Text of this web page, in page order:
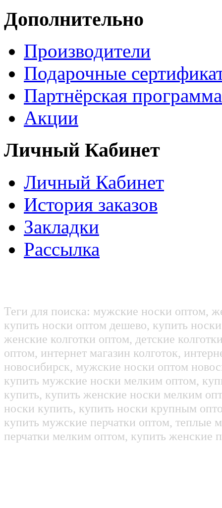
Дополнительно
Производители
Подарочные
Партнёрская программа
Акции
Личный Кабинет
Личный Кабинет
История заказов
Закладки
Рассылка
Теги для поиска: мужские носки оптом,
купить носки оптом дешево, купить
женские колготки оптом, детские
оптом, интернет магазин колготок,
новосибирск, мужские носки оптом
купить мужские носки мелким оптом,
купить, купить женские носки мелким
носки купить, купить носки крупным
купить мужские перчатки оптом, теплые
перчатки мелким оптом, купить женские